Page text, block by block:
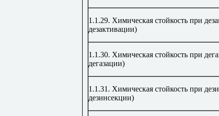
1.1.29. Химическая стойкость при
дезактивации)
1.1.30. Химическая стойкость при
дегазации)
1.1.31. Химическая стойкость при
дезинсекции)